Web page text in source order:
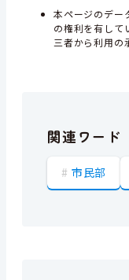
本ページのデー
の権利を有して
三者から利用の
関連ワード
市民部